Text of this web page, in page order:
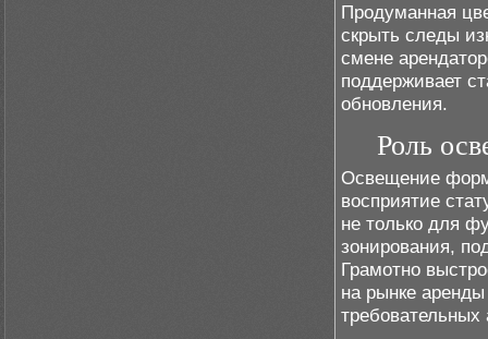
Продуманная
скрыть следы
смене
поддерживает
обновления.
Роль
Освещение
восприятие
не только для
зонирования,
Грамотно
на рынке
требовательных